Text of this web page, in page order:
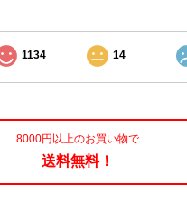
1134 14
8000円以上のお買い物で
送料無料！